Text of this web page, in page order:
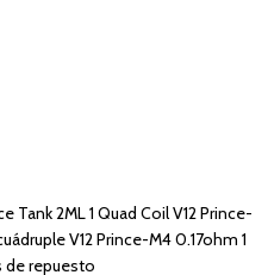
Tank 2ML 1 Quad Coil V12 Prince-
V12 Prince-M4 0.17ohm 1
de repuesto